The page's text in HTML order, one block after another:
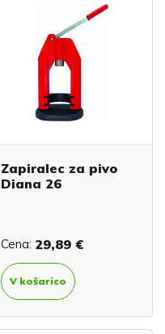
Zapiralec za pivo
Diana 26
Cena: 29,89 €
V košarico